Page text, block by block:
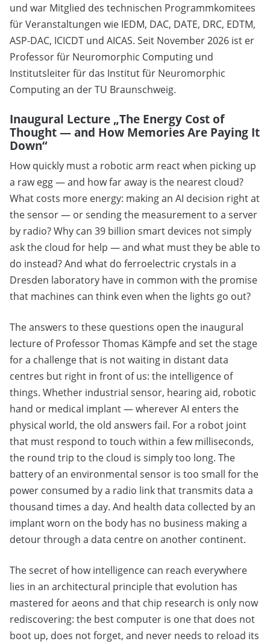
und war Mitglied des technischen Programmkomitees
für Veranstaltungen wie IEDM, DAC, DATE, DRC, EDTM,
ASP-DAC, ICICDT und AICAS. Seit November 2026 ist er
Professor für Neuromorphic Computing und
Institutsleiter für das Institut für Neuromorphic
Computing an der TU Braunschweig.
Inaugural Lecture „The Energy Cost of
Thought — and How Memories Are Paying It
Down“
How quickly must a robotic arm react when picking up
a raw egg — and how far away is the nearest cloud?
What costs more energy: making an AI decision right at
the sensor — or sending the measurement to a server
by radio? Why can 39 billion smart devices not simply
ask the cloud for help — and what must they be able to
do instead? And what do ferroelectric crystals in a
Dresden laboratory have in common with the promise
that machines can think even when the lights go out?
The answers to these questions open the inaugural
lecture of Professor Thomas Kämpfe and set the stage
for a challenge that is not waiting in distant data
centres but right in front of us: the intelligence of
things. Whether industrial sensor, hearing aid, robotic
hand or medical implant — wherever AI enters the
physical world, the old answers fail. For a robot joint
that must respond to touch within a few milliseconds,
the round trip to the cloud is simply too long. The
battery of an environmental sensor is too small for the
power consumed by a radio link that transmits data a
thousand times a day. And health data collected by an
implant worn on the body has no business making a
detour through a data centre on another continent.
The secret of how intelligence can reach everywhere
lies in an architectural principle that evolution has
mastered for aeons and that chip research is only now
rediscovering: the best computer is one that does not
boot up, does not forget, and never needs to reload its